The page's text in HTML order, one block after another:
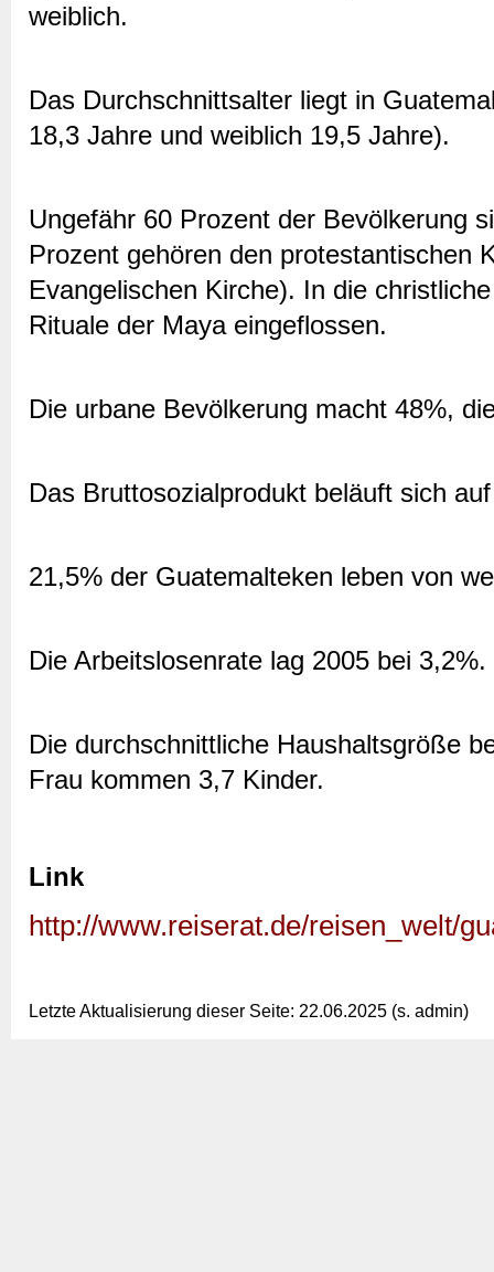
weiblich.
Das Durchschnittsalter liegt in
18,3 Jahre und weiblich 19,5 Jahre).
Ungefähr 60 Prozent der Bevölkerung
Prozent gehören den protestantischen
Evangelischen Kirche). In die
Rituale der Maya eingeflossen.
Die urbane Bevölkerung macht 48%,
Das Bruttosozialprodukt beläuft sich
21,5% der Guatemalteken leben von
Die Arbeitslosenrate lag 2005 bei 3,2%.
Die durchschnittliche Haushaltsgröße
Frau kommen 3,7 Kinder.
Link
http://www.reiserat.de/reisen_welt/
Letzte Aktualisierung dieser Seite: 22.06.2025 (s. admin)